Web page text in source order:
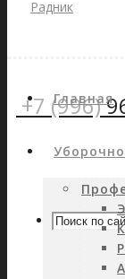
+7 (996)
Главная